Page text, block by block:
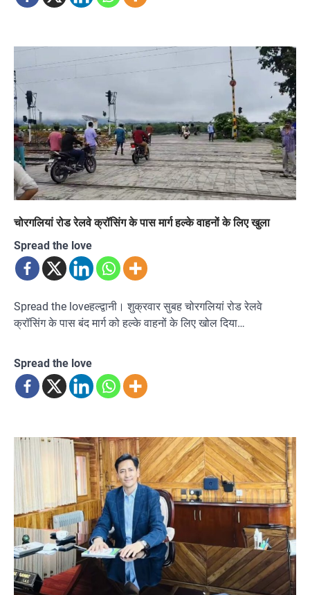
चोरगलियां रोड रेलवे क्रॉसिंग के पास मार्ग हल्के वाहनों के लिए खुला
Spread the love
Spread the loveहल्द्वानी। शुक्रवार सुबह चोरगलियां रोड रेलवे
क्रॉसिंग के पास बंद मार्ग को हल्के वाहनों के लिए खोल दिया…
Spread the love